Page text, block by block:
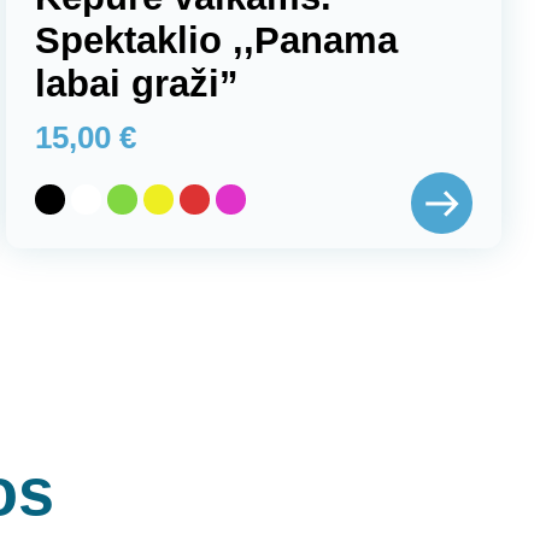
Spektaklio ,,Panama
labai graži”
15,00€